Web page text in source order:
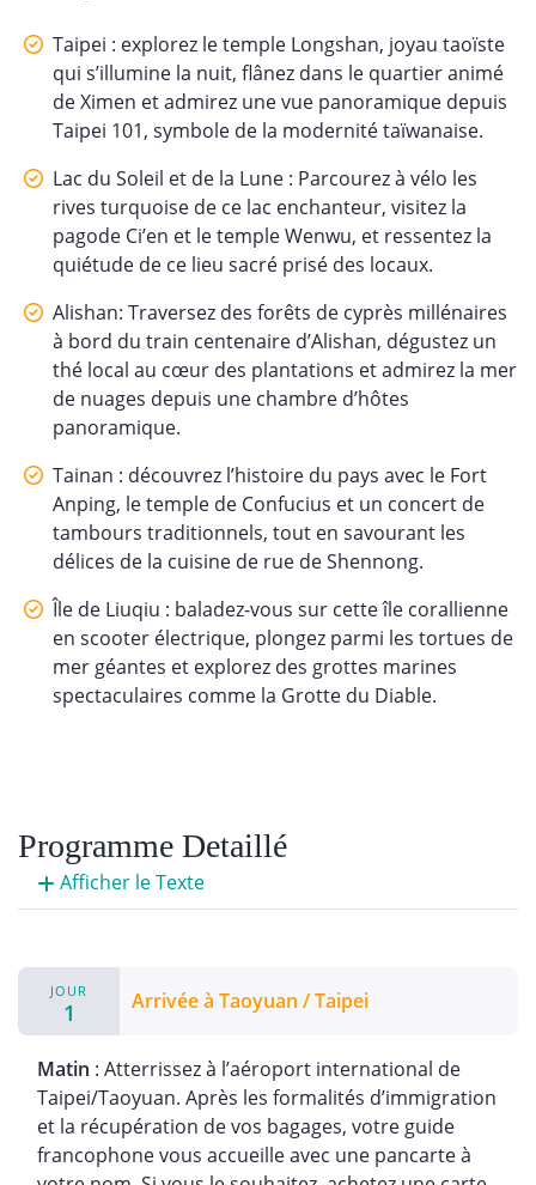
Taipei : explorez le temple Longshan, joyau taoïste
qui s’illumine la nuit, flânez dans le quartier animé
de Ximen et admirez une vue panoramique depuis
Taipei 101, symbole de la modernité taïwanaise.
Lac du Soleil et de la Lune : Parcourez à vélo les
rives turquoise de ce lac enchanteur, visitez la
pagode Ci’en et le temple Wenwu, et ressentez la
quiétude de ce lieu sacré prisé des locaux.
Alishan: Traversez des forêts de cyprès millénaires
à bord du train centenaire d’Alishan, dégustez un
thé local au cœur des plantations et admirez la mer
de nuages depuis une chambre d’hôtes
panoramique.
Tainan : découvrez l’histoire du pays avec le Fort
Anping, le temple de Confucius et un concert de
tambours traditionnels, tout en savourant les
délices de la cuisine de rue de Shennong.
Île de Liuqiu : baladez-vous sur cette île corallienne
en scooter électrique, plongez parmi les tortues de
mer géantes et explorez des grottes marines
spectaculaires comme la Grotte du Diable.
Programme Detaillé
Afficher le Texte
JOUR
1 Arrivée à Taoyuan / Taipei
Matin : Atterrissez à l’aéroport international de
Taipei/Taoyuan. Après les formalités d’immigration
et la récupération de vos bagages, votre guide
francophone vous accueille avec une pancarte à